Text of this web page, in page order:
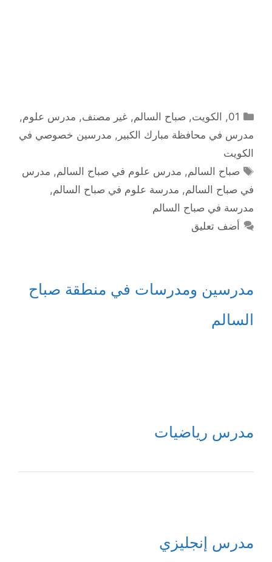
التصنيفات
01
, الكويت, صباح السالم,غير مصنف, مدرس علوم,
مدرس في محافظة مبارك الكبير , مدرسين خصوصي في
الكويت
الوسوم
صباح السالم, مدرس علوم في صباح السالم, مدرس
في صباح السالم, مدرسة علوم في صباح السالم,
مدرسة في صباح السالم
أضف تعليق
مدرسين ومدرسات في منطقة صباح
السالم
مدرس رياضيات
مدرس إنجليزي